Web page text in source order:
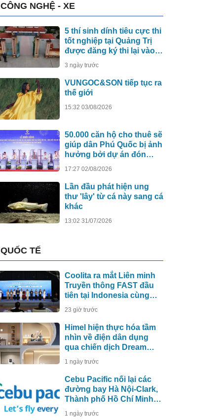
CÔNG NGHỆ - XE
5 thí sinh dính tiêu cực thi
tốt nghiệp tại Quảng Trị
được đăng ký thi lại vào
năm 2027
3 ngày trước
VUNGOC&SON tiếp tục ra
thế giới
15:32 03/08/2026
50.000 căn hộ cho thuê sẽ
giúp dân Phú Quốc bị ảnh
hưởng bởi dự án đón
17:27 02/08/2026
Lần đầu phát hiện ung
thư 'lây' từ cá này sang cá
khác
13:02 31/07/2026
QUỐC TẾ
Coolita ra mắt Liên minh
Truyền thông FAST đầu
tiên tại Indonesia cùng
các đài truyền hình hàng
đầu
23 giờ trước
Himel hiện thực hóa tầm
nhìn về điện dân dụng
qua chiến dịch Dream
Home toàn cầu
1 ngày trước
Cebu Pacific nối lại các
đường bay Hà Nội-Clark,
Thành phố Hồ Chí Minh-
Cebu
1 ngày trước